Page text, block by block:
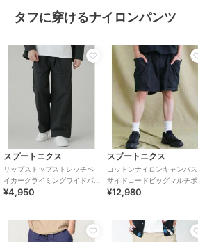
タフに穿けるナイロンパンツ
スプートニクス
リップストップストレッチベ
イカークライミングワイドパ
ンツ
¥4,950
スプートニクス
コットンナイロンキャンバス
サイドコードビッグマルチポ
ケットカーゴライトイージー
¥12,980